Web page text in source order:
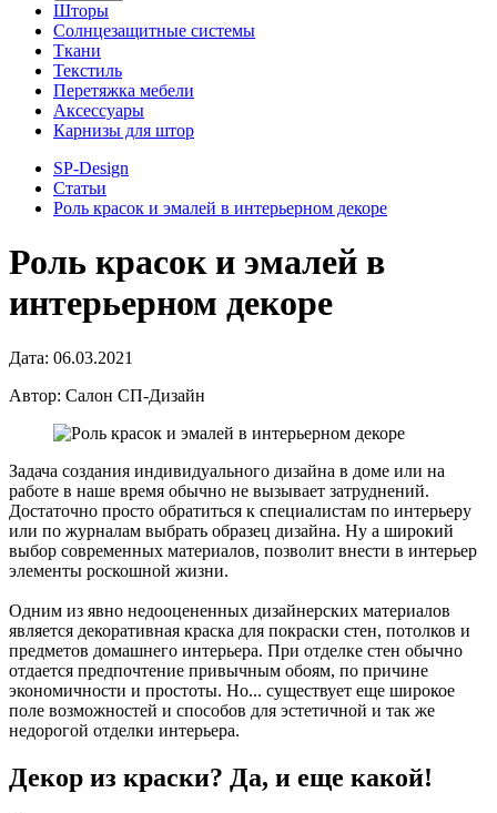
Шторы
Солнцезащитные системы
Ткани
Текстиль
Перетяжка мебели
Аксессуары
Карнизы для штор
SP-Design
Статьи
Роль красок и эмалей в интерьерном декоре
Роль красок и эмалей в
интерьерном декоре
Дата: 06.03.2021
Автор: Салон СП-Дизайн
Задача создания индивидуального дизайна в доме или на
работе в наше время обычно не вызывает затруднений.
Достаточно просто обратиться к специалистам по интерьеру
или по журналам выбрать образец дизайна. Ну а широкий
выбор современных материалов, позволит внести в интерьер
элементы роскошной жизни.
Одним из явно недооцененных дизайнерских материалов
является декоративная краска для покраски стен, потолков и
предметов домашнего интерьера. При отделке стен обычно
отдается предпочтение привычным обоям, по причине
экономичности и простоты. Но... существует еще широкое
поле возможностей и способов для эстетичной и так же
недорогой отделки интерьера.
Декор из краски? Да, и еще какой!